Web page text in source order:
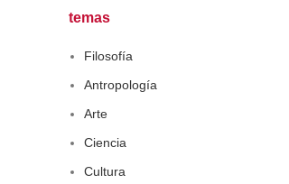
temas
Filosofía
Antropología
Arte
Ciencia
Cultura